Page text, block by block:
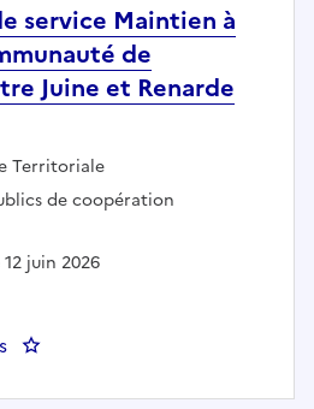
service Maintien à
de
Juine et Renarde
:Territoriale
de coopération
juin 2026
: Responsable de service